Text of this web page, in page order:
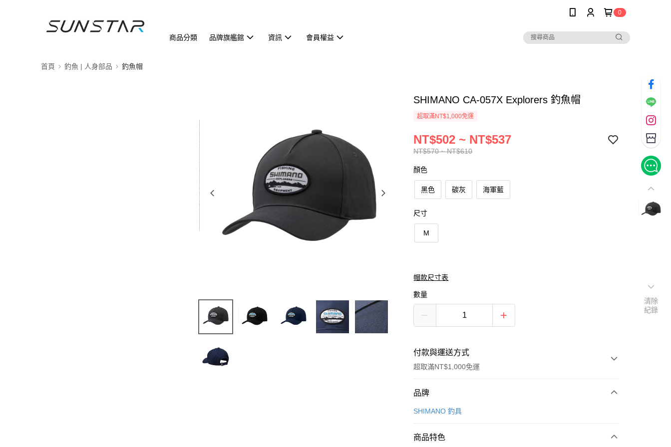
0
商品分類 品牌旗艦館 資訊 會員權益
首頁 釣魚 | 人身部品 釣魚帽
SHIMANO CA-057X Explorers 釣魚帽
超取滿NT$1,000免運
NT$570 ~ NT$610
NT$502 ~ NT$537
顏色
黑色 碳灰 海軍藍
尺寸
M
帽款尺寸表
數量
付款與運送方式
超取滿NT$1,000免運
付款方式
信用卡一次付款
品牌
SHIMANO 釣具
商品特色
清除
紀錄